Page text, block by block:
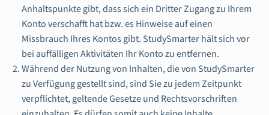
Anhaltspunkte gibt, dass sich ein Dritter Zugang zu Ihrem
Konto verschafft hat bzw. es Hinweise auf einen
Missbrauch Ihres Kontos gibt. StudySmarter hält sich vor
bei auffälligen Aktivitäten Ihr Konto zu entfernen.
Während der Nutzung von Inhalten, die von StudySmarter
zu Verfügung gestellt sind, sind Sie zu jedem Zeitpunkt
verpflichtet, geltende Gesetze und Rechtsvorschriften